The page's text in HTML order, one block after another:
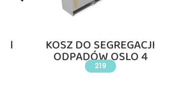
l KOSZ DO SEGREGACJI
ODPADÓW OSLO 4
219